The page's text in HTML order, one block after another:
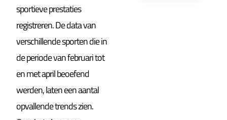
sportieve prestaties
registreren. De data van
verschillende sporten die in
de periode van februari tot
en met april beoefend
werden, laten een aantal
opvallende trends zien.